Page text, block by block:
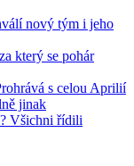
nový tým i jeho
který se pohár
s celou Aprilií
jinak
Všichni řídili